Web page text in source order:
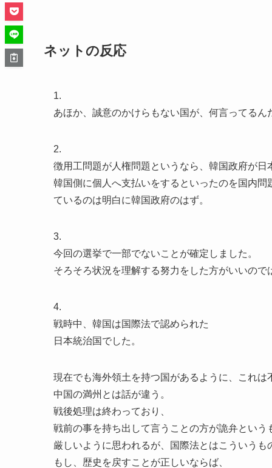
ネットの反応
1.
あほか、誠意のかけらもない国が、何言ってるん
2.
徴用工問題が人権問題というなら、韓国政府が
韓国側に個人へ支払いをするといったのを国内
ているのは明白に韓国政府のはず。
3.
今回の選挙で一部でないことが確定しました。
そろそろ状況を理解する努力をした方がいいので
4.
戦時中、韓国は国際法で認められた
日本統治国でした。
現在でも海外領土を持つ国があるように、これは
中国の満州とは話が違う。
戦後処理は終わっており、
戦前の事を持ち出して言うことの方が詭弁という
厳しいように思われるが、国際法とはこういうも
もし、歴史を戻すことが正しいならば、